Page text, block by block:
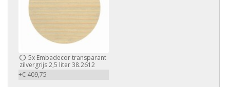
5x Embadecor transparant
zilvergrijs 2,5 liter 38.2612
+€ 409,75